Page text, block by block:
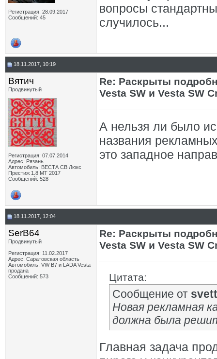
Регистрация: 28.09.2017
Сообщений: 45
вопросы
случилось...
18.11.2017, 10:19
Вятич
Продвинутый
Регистрация: 07.07.2014
Адрес: Рязань
Автомобиль: ВЕСТА СВ Люкс
Престиж 1.8 МТ 2017
Сообщений: 528
Re: Раскрыты
Vesta SW и Vesta SW
А нельзя ли было
названия
это западное
18.11.2017, 12:04
SerB64
Продвинутый
Регистрация: 11.02.2017
Адрес: Саратовская область
Автомобиль: VW B7 и LADA Vesta
продана
Сообщений: 573
Re: Раскрыты
Vesta SW и Vesta SW
Цитата:
Сообщение от svett
Новая рекламная
должна была
Главная задача